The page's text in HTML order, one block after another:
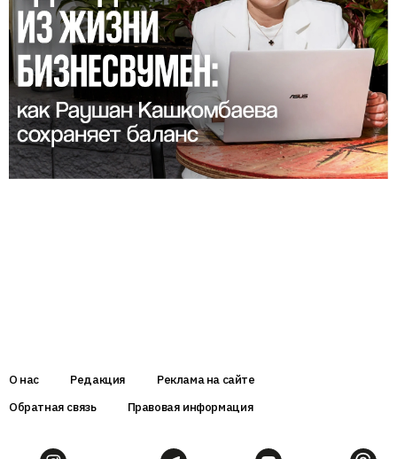
О нас Редакция
Реклама на сайте
Обратная связь
Правовая информация